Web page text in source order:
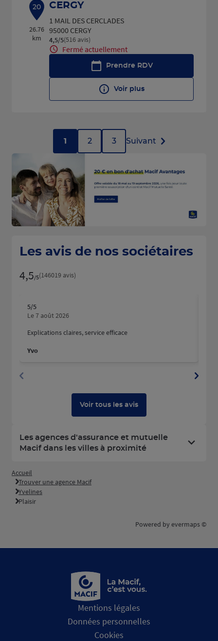
20
26.76
km
CERGY
1 MAIL DES CERCLADES
95000 CERGY
4,5/5Note de 4.5 sur 5
(516 avis)
Fermé actuellement
Prendre RDV
Voir plus
1 2 3 Suivant
Les avis de nos sociétaires
4,5/5Note de 4.5 sur 5
(146019 avis)
5/5
Le 7 août 2026
Explications claires, service efficace
Yvo
Voir tous les avis
Les agences d'assurance et mutuelle
Macif dans les villes à proximité
Accueil
Trouver une agence Macif
Yvelines
Plaisir
Powered by evermaps ©
Mentions légales
Données personnelles
Cookies